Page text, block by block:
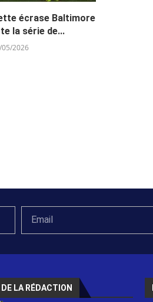
écrase Baltimore
la série de...
05/2026
LA RÉDACTION